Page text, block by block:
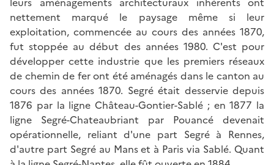
nettement marqué le paysage même si leur
exploitation, commencée au cours des années 1870,
fut stoppée au début des années 1980. C'est pour
développer cette industrie que les premiers réseaux
de chemin de fer ont été aménagés dans le canton au
cours des années 1870. Segré était desservie depuis
1876 par la ligne Château-Gontier-Sablé ; en 1877 la
ligne Segré-Chateaubriant par Pouancé devenait
opérationnelle, reliant d'une part Segré à Rennes,
d'autre part Segré au Mans et à Paris via Sablé. Quant